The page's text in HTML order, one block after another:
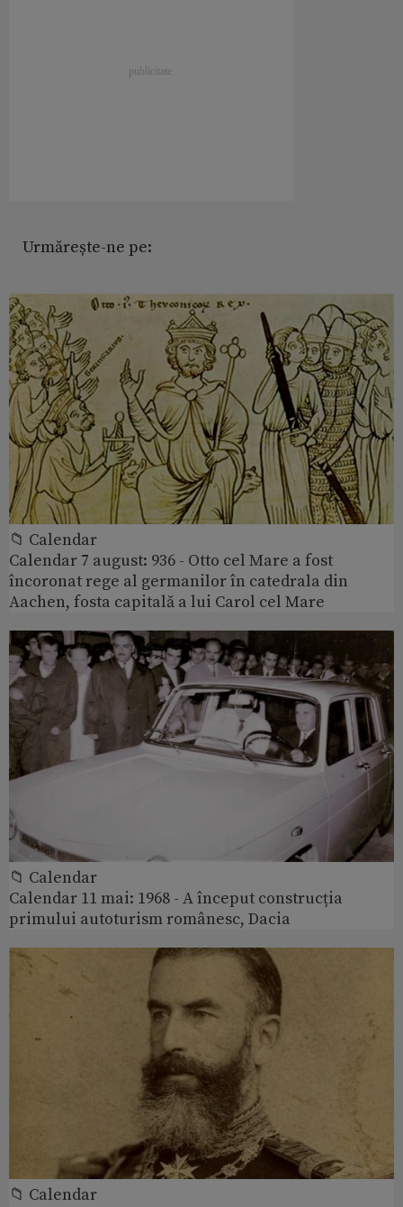
Urmărește-ne pe:
📁 Calendar
Calendar 7 august: 936 - Otto cel Mare a fost
încoronat rege al germanilor în catedrala din
Aachen, fosta capitală a lui Carol cel Mare
📁 Calendar
Calendar 11 mai: 1968 - A început construcția
primului autoturism românesc, Dacia
📁 Calendar